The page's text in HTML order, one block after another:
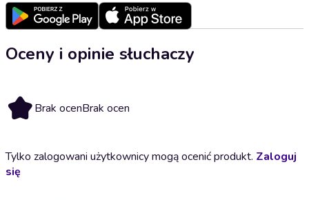
Oceny i opinie słuchaczy
Brak ocenBrak ocen
Tylko zalogowani użytkownicy mogą ocenić produkt. Zaloguj
się